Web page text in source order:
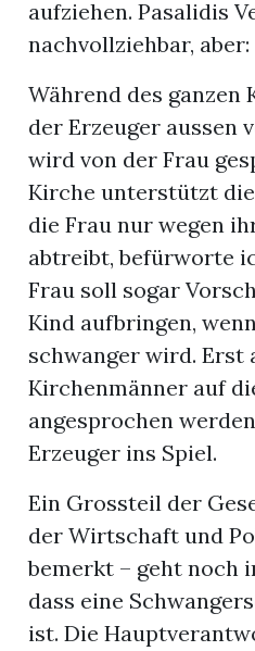
aufziehen. Pasalidis
nachvollziehbar, aber:
Während des
der Erzeuger aussen
wird von der Frau
Kirche unterstützt
die Frau nur wegen
abtreibt, befürworte
Frau soll sogar
Kind aufbringen,
schwanger wird. Erst
Kirchenmänner auf
angesprochen
Erzeuger ins Spiel.
Ein Grossteil der
der Wirtschaft und
bemerkt – geht noch
dass eine
ist. Die